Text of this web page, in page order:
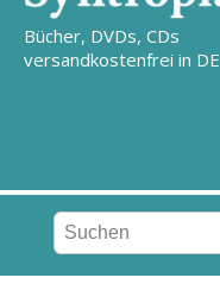
Bücher, DVDs, CDs
versandkostenfrei in DE